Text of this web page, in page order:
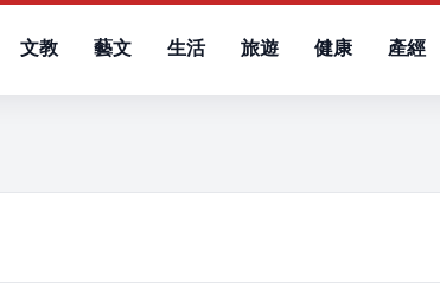
文教 藝文 生活 旅遊 健康 產經